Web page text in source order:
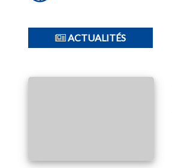
ACTUALITÉS